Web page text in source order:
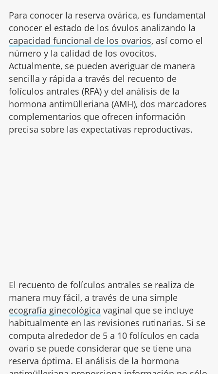
Para conocer la reserva ovárica, es fundamental
conocer el estado de los óvulos analizando la
capacidad funcional de los ovarios, así como el
número y la calidad de los ovocitos.
Actualmente, se pueden averiguar de manera
sencilla y rápida a través del recuento de
folículos antrales (RFA) y del análisis de la
hormona antimülleriana (AMH), dos marcadores
complementarios que ofrecen información
precisa sobre las expectativas reproductivas.
El recuento de folículos antrales se realiza de
manera muy fácil, a través de una simple
ecografía ginecológica vaginal que se incluye
habitualmente en las revisiones rutinarias. Si se
computa alrededor de 5 a 10 folículos en cada
ovario se puede considerar que se tiene una
reserva óptima. El análisis de la hormona